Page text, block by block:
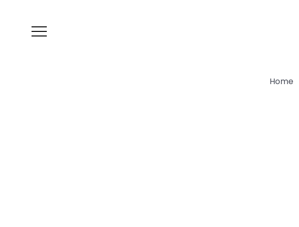
Home